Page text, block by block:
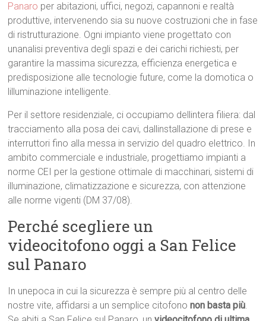
Panaro per abitazioni, uffici, negozi, capannoni e realtà
produttive, intervenendo sia su nuove costruzioni che in fase
di ristrutturazione. Ogni impianto viene progettato con
unanalisi preventiva degli spazi e dei carichi richiesti, per
garantire la massima sicurezza, efficienza energetica e
predisposizione alle tecnologie future, come la domotica o
lilluminazione intelligente.
Per il settore residenziale, ci occupiamo dellintera filiera: dal
tracciamento alla posa dei cavi, dallinstallazione di prese e
interruttori fino alla messa in servizio del quadro elettrico. In
ambito commerciale e industriale, progettiamo impianti a
norme CEI per la gestione ottimale di macchinari, sistemi di
illuminazione, climatizzazione e sicurezza, con attenzione
alle norme vigenti (DM 37/08).
Perché scegliere un
videocitofono oggi a San Felice
sul Panaro
In unepoca in cui la sicurezza è sempre più al centro delle
nostre vite, affidarsi a un semplice citofononon basta più.